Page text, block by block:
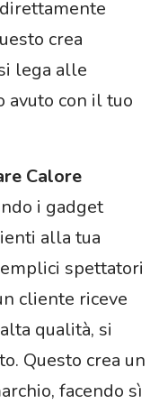
crea
lega alle
avuto con il tuo
Calore
i gadget
alla tua
spettatori
cliente riceve
qualità, si
Questo crea un
facendo sì